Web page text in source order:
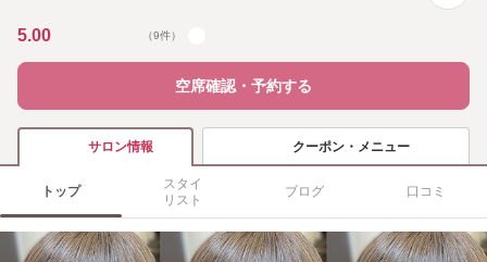
5.00 （9件）
空席確認・予約する
サロン情報 クーポン・メニュー
トップ
スタイ
リスト
ブログ 口コミ